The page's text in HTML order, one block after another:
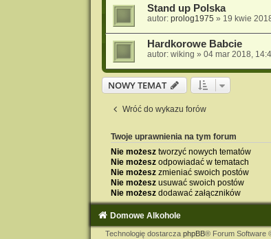
Stand up Polska
autor: prolog1975 » 19 kwie
Hardkorowe Babcie
autor: wiking » 04 mar 2018,
NOWY TEMAT
Wróć do wykazu forów
Twoje uprawnienia na tym forum
Nie możesztworzyć nowych tematów
Nie możeszodpowiadać w tematach
Nie możeszzmieniać swoich postów
Nie możeszusuwać swoich postów
Nie możeszdodawać załączników
Domowe Alkohole
Technologię dostarcza phpBB® Forum Software